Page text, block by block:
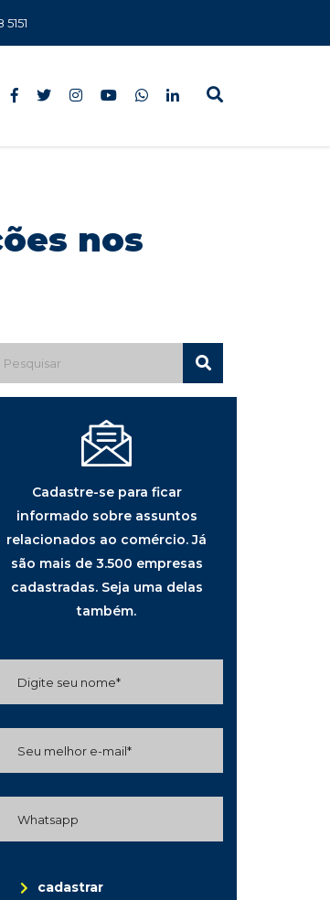
nos
Cadastre-se para ficar
informado sobre assuntos
relacionados ao comércio. Já
são mais de 3.500 empresas
cadastradas. Seja uma delas
também.
cadastrar